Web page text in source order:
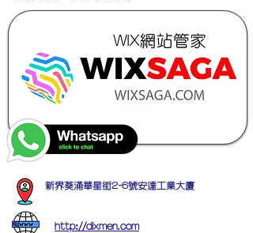
新界葵涌華星街2-6號安達工業大廈
http://dixmen.com